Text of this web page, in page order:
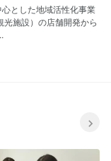
とした地域活性化事業
施設）の店舗開発から